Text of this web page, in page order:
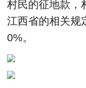
村民的征地款，
江西省的相关规
0%。